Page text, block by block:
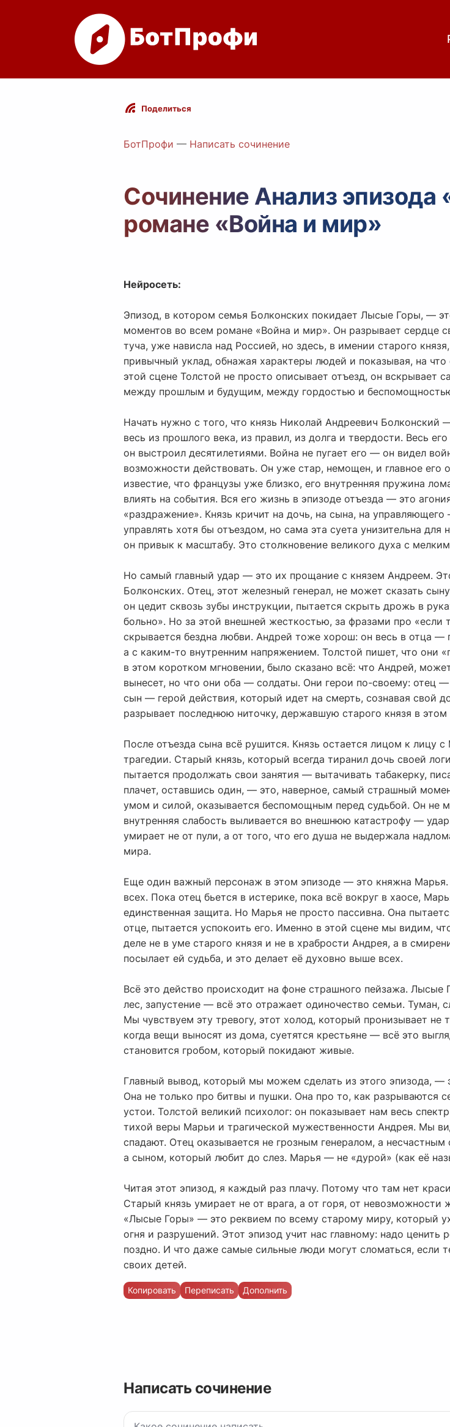
Поделиться
БотПрофи — Написать сочинение
Сочинение Анализ
романе «Война и мир»
Нейросеть:
Эпизод, в котором семья Болконских покидает Лысые Горы, —
моментов во всем романе «Война и мир». Он разрывает сердце
туча, уже нависла над Россией, но здесь, в имении старого
привычный уклад, обнажая характеры людей и показывая, на
этой сцене Толстой не просто описывает отъезд, он
между прошлым и будущим, между гордостью и
Начать нужно с того, что князь Николай Андреевич Болконский
весь из прошлого века, из правил, из долга и твердости. Весь
он выстроил десятилетиями. Война не пугает его — он видел
возможности действовать. Он уже стар, немощен, и главное
известие, что французы уже близко, его внутренняя пружина
влиять на события. Вся его жизнь в эпизоде отъезда — это
«раздражение». Князь кричит на дочь, на сына, на
управлять хотя бы отъездом, но сама эта суета унизительна
он привык к масштабу. Это столкновение великого духа с
Но самый главный удар — это их прощание с князем Андреем.
Болконских. Отец, этот железный генерал, не может сказать
он цедит сквозь зубы инструкции, пытается скрыть дрожь в
больно». Но за этой внешней жесткостью, за фразами про «если
скрывается бездна любви. Андрей тоже хорош: он весь в отца
а с каким-то внутренним напряжением. Толстой пишет, что они
в этом коротком мгновении, было сказано всё: что Андрей,
вынесет, но что они оба — солдаты. Они герои по-своему: отец
сын — герой действия, который идет на смерть, сознавая свой
разрывает последнюю ниточку, державшую старого князя в
После отъезда сына всё рушится. Князь остается лицом к лицу
трагедии. Старый князь, который всегда тиранил дочь своей
пытается продолжать свои занятия — вытачивать табакерку,
плачет, оставшись один, — это, наверное, самый страшный
умом и силой, оказывается беспомощным перед судьбой. Он не
внутренняя слабость выливается во внешнюю катастрофу —
умирает не от пули, а от того, что его душа не выдержала
мира.
Еще один важный персонаж в этом эпизоде — это княжна Марья.
всех. Пока отец бьется в истерике, пока всё вокруг в хаосе,
единственная защита. Но Марья не просто пассивна. Она
отце, пытается успокоить его. Именно в этой сцене мы видим,
деле не в уме старого князя и не в храбрости Андрея, а в
посылает ей судьба, и это делает её духовно выше всех.
Всё это действо происходит на фоне страшного пейзажа.
лес, запустение — всё это отражает одиночество семьи. Туман,
Мы чувствуем эту тревогу, этот холод, который пронизывает
когда вещи выносят из дома, суетятся крестьяне — всё это
становится гробом, который покидают живые.
Главный вывод, который мы можем сделать из этого эпизода, —
Она не только про битвы и пушки. Она про то, как разрываются
устои. Толстой великий психолог: он показывает нам весь
тихой веры Марьи и трагической мужественности Андрея. Мы
спадают. Отец оказывается не грозным генералом, а
а сыном, который любит до слез. Марья — не «дурой» (как её
Читая этот эпизод, я каждый раз плачу. Потому что там нет
Старый князь умирает не от врага, а от горя, от
«Лысые Горы» — это реквием по всему старому миру, который
огня и разрушений. Этот эпизод учит нас главному: надо
поздно. И что даже самые сильные люди могут сломаться, если
своих детей.
Копировать Переписать Дополнить
Написать сочинение